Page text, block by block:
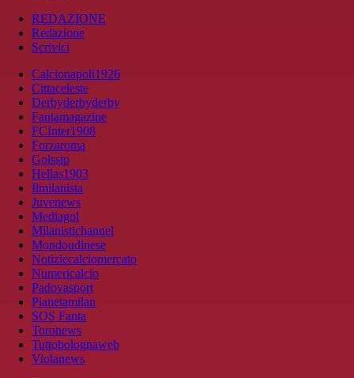
REDAZIONE
Redazione
Scrivici
Calcionapoli1926
Cittaceleste
Derbyderbyderby
Fantamagazine
FCInter1908
Forzaroma
Golssip
Hellas1903
Ilmilanista
Juvenews
Mediagol
Milanistichannel
Mondoudinese
Notiziecalciomercato
Numericalcio
Padovasport
Pianetamilan
SOS Fanta
Toronews
Tuttobolognaweb
Violanews